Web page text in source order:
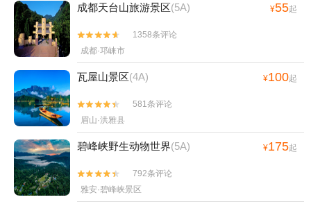
成都天台山旅游景区(5A) ¥55起


1358条评论
成都·邛崃市
瓦屋山景区(4A) ¥100起


581条评论
眉山·洪雅县
碧峰峡野生动物世界(5A) ¥175起


792条评论
雅安·碧峰峡景区